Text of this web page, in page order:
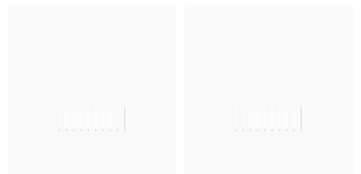
|||||||||| ||||||||||